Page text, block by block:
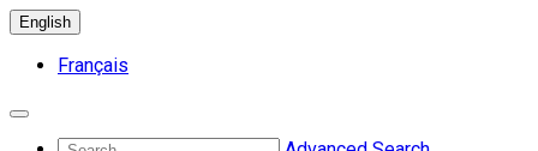
English
Français